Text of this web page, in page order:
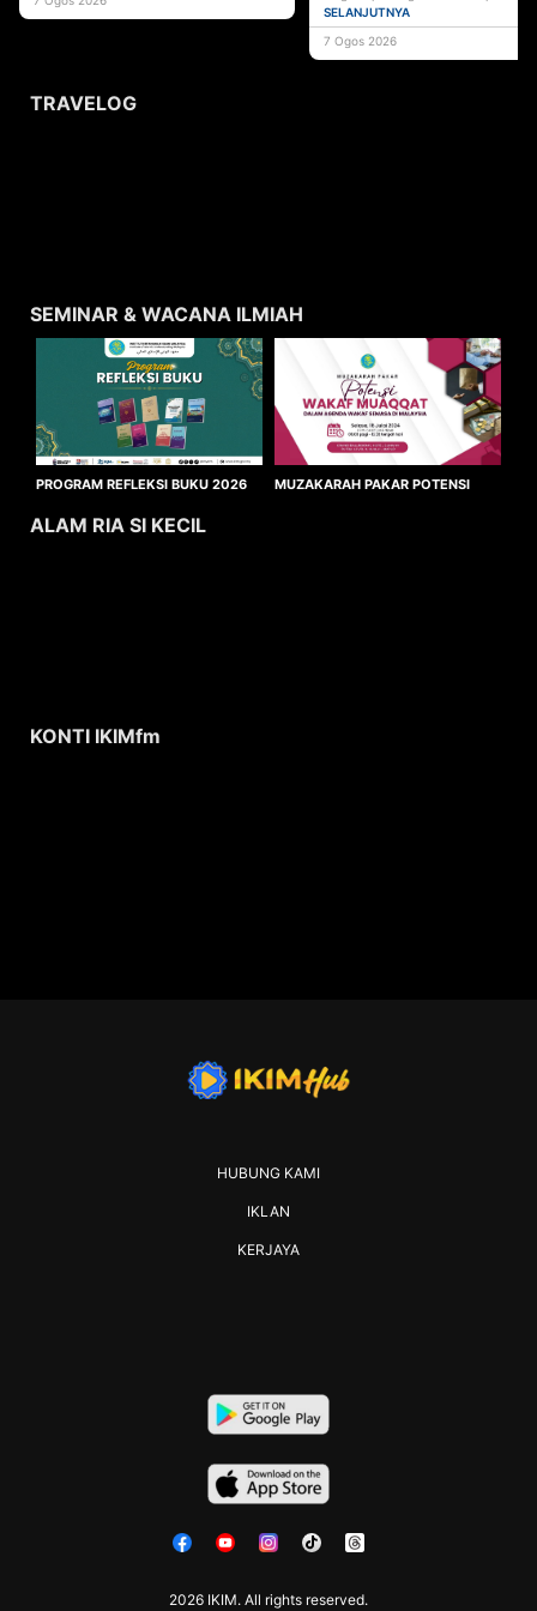
pentadbiran agama Islam serta
SELANJUTNYA
7 Ogos 2026
TRAVELOG
SEMINAR & WACANA ILMIAH
PROGRAM REFLEKSI BUKU 2026
MUZAKARAH PAKAR POTENSI
ALAM RIA SI KECIL
KONTI IKIMfm
2026 IKIM. All rights reserved.
HUBUNG KAMI
IKLAN
KERJAYA